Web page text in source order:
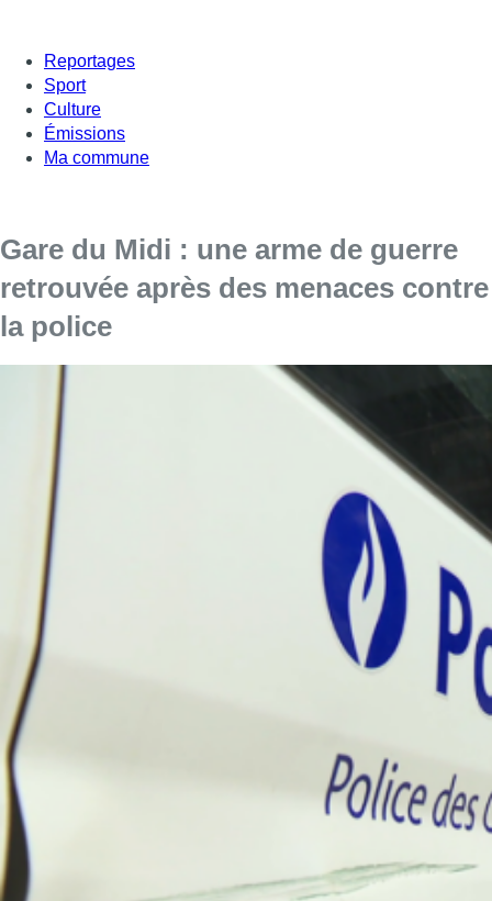
Reportages
Sport
Culture
Émissions
Ma commune
Gare du Midi : une arme de guerre
retrouvée après des menaces contre
la police